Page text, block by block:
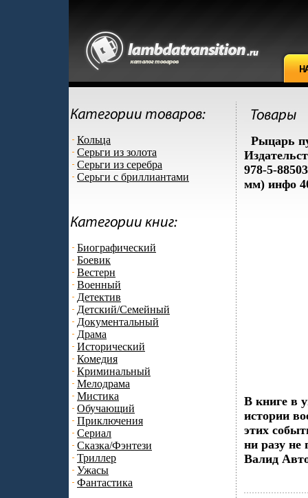
Кольца
Серьги из золота
Серьги из серебра
Серьги с бриллиантами
Биографический
Боевик
Вестерн
Военный
Детектив
Детский/Семейный
Документальный
Драма
Исторический
Комедия
Криминальный
Мелодрама
Мистика
Обучающий
Приключения
Сериал
Сказка/Фэнтези
Триллер
Ужасы
Фантастика
Рыцарь
978-5-
мм) инфо
В книге в
истории
этих
ни разу
Валид